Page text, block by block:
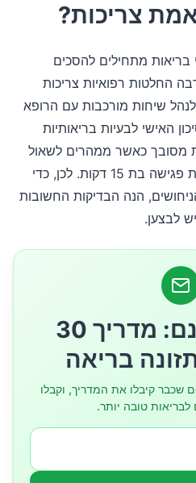
צריכות?
בריאות מתחילים להסכים
החלטות רפואיות צריכות
לנהל שיחות מורכבות עם הרופא
האישי לבעיות בריאותיות
מסובך כאשר ממהרים לשאול
את כל השאלות בתוך משבצת פגישה בת 15 דקות. לכן, כדי
הנה הבדיקות החשובות
לבצען.
🎁 קבלו חינם: מדריך 30
בריאה
ישראלים שכבר קיבלו את המדריך, וקבלו
לבריאות טובה יותר.